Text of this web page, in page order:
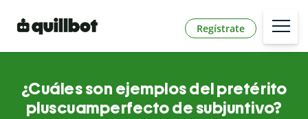
Regístrate
¿Cuáles son ejemplos del pretérito
pluscuamperfecto de subjuntivo?